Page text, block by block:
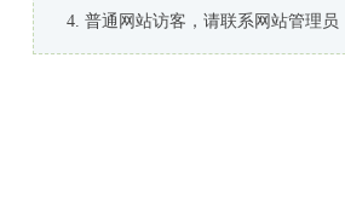
普通网站访客，请联系网站管理员